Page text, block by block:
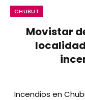
CHUBUT
Movistar
Incendios en